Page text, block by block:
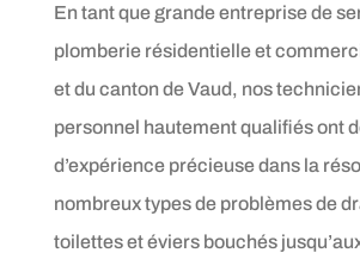
En tant que grande entreprise de
plomberie résidentielle et
et du canton de Vaud, nos
personnel hautement qualifiés ont
d’expérience précieuse dans la
nombreux types de problèmes de
toilettes et éviers bouchés